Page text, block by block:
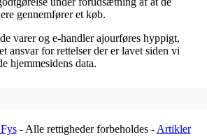
gennemfører et køb.
varer og e-handler ajourføres hyppigt,
ansvar for rettelser der er lavet siden vi
hjemmesidens data.
- Alle rettigheder forbeholdes - Artikler